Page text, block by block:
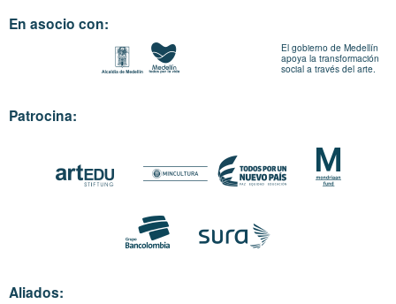
En asocio con:
El gobierno de Medellín
apoya la transformación
social a través del arte.
Patrocina:
Aliados: